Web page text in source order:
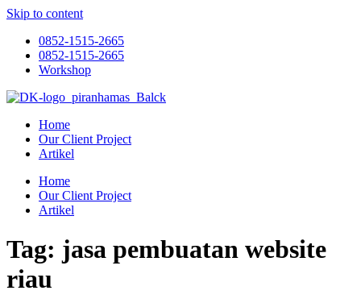
Skip to content
0852-1515-2665
0852-1515-2665
Workshop
Home
Our Client Project
Artikel
Home
Our Client Project
Artikel
Tag: jasa pembuatan website
riau